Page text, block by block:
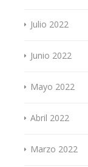
Julio 2022
Junio 2022
Mayo 2022
Abril 2022
Marzo 2022